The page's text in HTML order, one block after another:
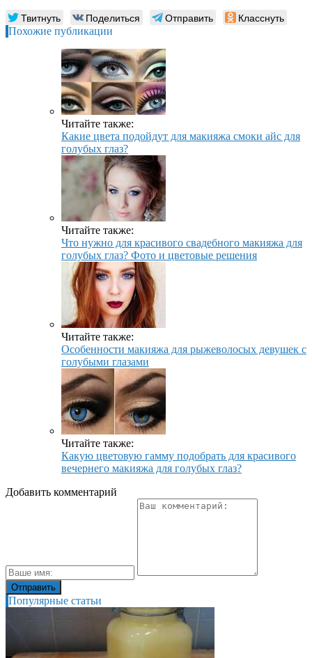
Твитнуть Поделиться Отправить Класснуть
Похожие публикации
Читайте также:
Какие цвета подойдут для макияжа смоки айс для
голубых глаз?
Читайте также:
Что нужно для красивого свадебного макияжа для
голубых глаз? Фото и цветовые решения
Читайте также:
Особенности макияжа для рыжеволосых девушек с
голубыми глазами
Читайте также:
Какую цветовую гамму подобрать для красивого
вечернего макияжа для голубых глаз?
Добавить комментарий
Популярные статьи